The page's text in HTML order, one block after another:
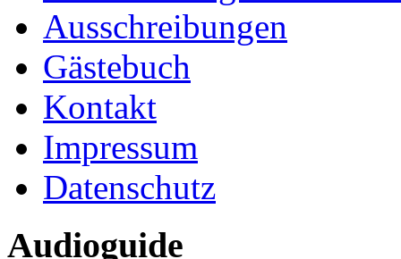
Ausschreibungen
Gästebuch
Kontakt
Impressum
Datenschutz
Audioguide